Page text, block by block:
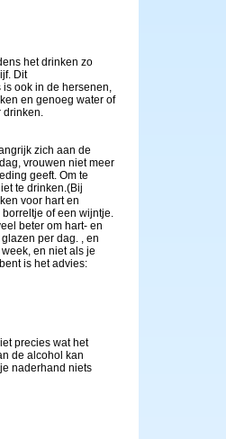
het drinken zo
Dit
ook in de hersenen,
en genoeg water of
zich aan de
vrouwen niet meer
geeft. Om te
te drinken.(Bij
voor hart en
of een wijntje.
beter om hart- en
per dag. , en
en niet als je
is het advies:
precies wat het
de alcohol kan
naderhand niets